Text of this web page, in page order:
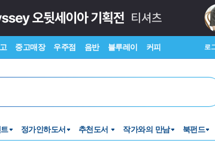
중고매장 우주점 음반 블루레이 커피 로
정가인하도서 추천도서 작가와의 만남 북펀드